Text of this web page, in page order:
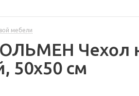
мебели
50x50 см